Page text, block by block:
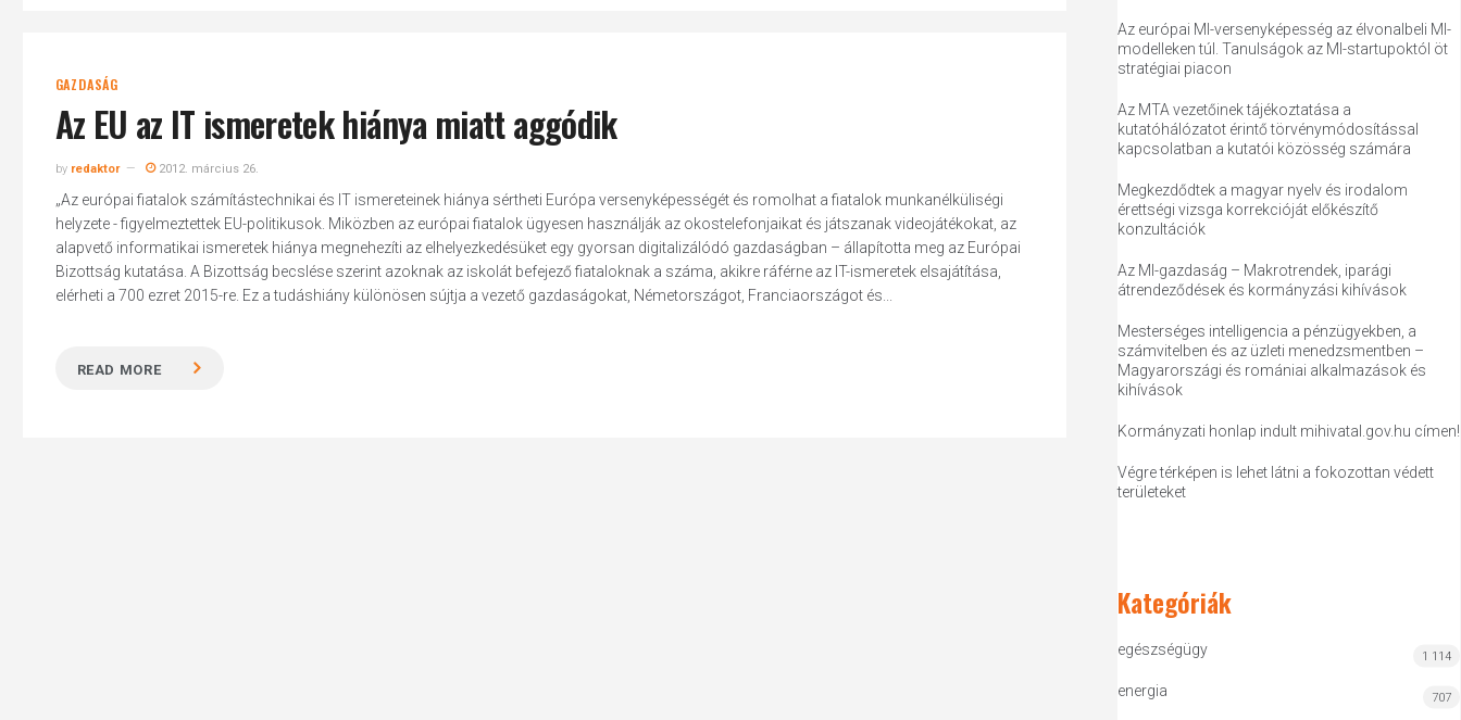
GAZDASÁG
Az EU az IT ismeretek hiánya miatt aggódik
by redaktor 2012. március 26.
„Az európai fiatalok számítástechnikai és IT ismereteinek hiánya sértheti Európa versenyképességét és romolhat a fiatalok munkanélküliségi
helyzete - figyelmeztettek EU-politikusok. Miközben az európai fiatalok ügyesen használják az okostelefonjaikat és játszanak videojátékokat, az
alapvető informatikai ismeretek hiánya megnehezíti az elhelyezkedésüket egy gyorsan digitalizálódó gazdaságban – állapította meg az Európai
Bizottság kutatása. A Bizottság becslése szerint azoknak az iskolát befejező fiataloknak a száma, akikre ráférne az IT-ismeretek elsajátítása,
elérheti a 700 ezret 2015-re. Ez a tudáshiány különösen sújtja a vezető gazdaságokat, Németországot, Franciaországot és...
READ MORE
Az európai MI-versenyképesség az élvonalbeli MI-
modelleken túl. Tanulságok az MI-startupoktól öt
stratégiai piacon
Az MTA vezetőinek tájékoztatása a
kutatóhálózatot érintő törvénymódosítással
kapcsolatban a kutatói közösség számára
Megkezdődtek a magyar nyelv és irodalom
érettségi vizsga korrekcióját előkészítő
konzultációk
Az MI-gazdaság – Makrotrendek, iparági
átrendeződések és kormányzási kihívások
Mesterséges intelligencia a pénzügyekben, a
számvitelben és az üzleti menedzsmentben –
Magyarországi és romániai alkalmazások és
kihívások
Kormányzati honlap indult mihivatal.gov.hu címen!
Végre térképen is lehet látni a fokozottan védett
területeket
Kategóriák
egészségügy 1 114
energia 707